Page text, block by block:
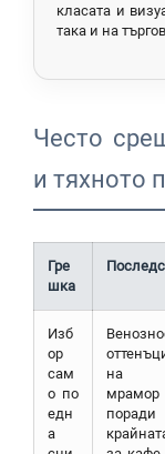
класата и
така и на
Често
и тяхното
Гре
шка
Изб
ор
сам
о по
едн
а
на